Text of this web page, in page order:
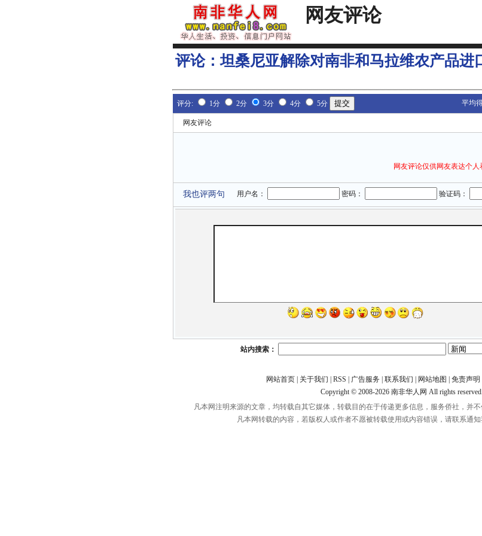
网友评论
评论：坦桑尼亚解除对南非和马拉维农产品进
评分: 1分 2分 3分 4分 5分 平均
网友评论
网友评论仅供网友表达个
我也评两句 用户名： 密码： 验证码：
站内搜索：
网站首页| 关于我们 RSS 广告服务 联系我们 网站地图 免责声明
Copyright © 2008-2026 南非华人网 All rights reserved.
凡本网注明来源的文章，均转载自其它媒体，转载目的在于传递更多信息，服务侨社，并
凡本网转载的内容，若版权人或作者不愿被转载使用或内容错误，请联系通知